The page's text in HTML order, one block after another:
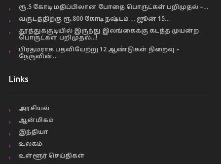
ரூ.5 கோடி மதிப்பிலான போதை பொருட்கள் பறிமுதல் –…
வருடத்திற்கு ரூ.800 கோடி நஷ்டம் … ஜூன் 15…
தூத்துக்குடியில் இருந்து இலங்கைக்கு கடத்த முயன்ற
பொருட்கள் பறிமுதல்…!
பிரதமராக பதவியேற்று 12 ஆண்டுகள் நிறைவு –
நேருவின்…
Links
அரசியல்
ஆன்மிகம்
இந்தியா
உலகம்
உள்ளூர் செய்திகள்